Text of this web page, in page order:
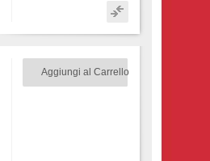
Aggiungi al Carrello